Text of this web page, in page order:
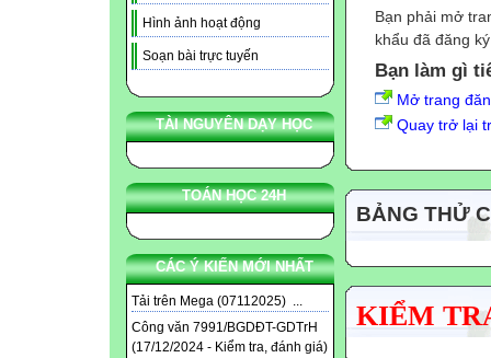
Hình ảnh hoạt động
Soạn bài trực tuyến
TÀI NGUYÊN DẠY HỌC
TOÁN HỌC 24H
CÁC Ý KIẾN MỚI NHẤT
Tải trên Mega (07112025) ...
Công văn 7991/BGDĐT-GDTrH
(17/12/2024 - Kiểm tra, đánh giá)
Bạn phải mở
khẩu đã đăng
Bạn làm gì
Mở trang
Quay trở lại
BẢNG THỬ
KIỂM